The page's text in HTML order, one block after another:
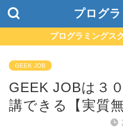
プログ
プログラミングス
GEEK JOB
GEEK JOBは３
講できる【実質